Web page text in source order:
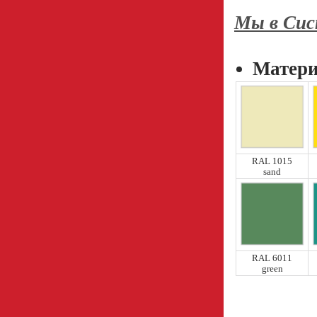
Мы в
RAL 1015
sand
RAL 6011
green